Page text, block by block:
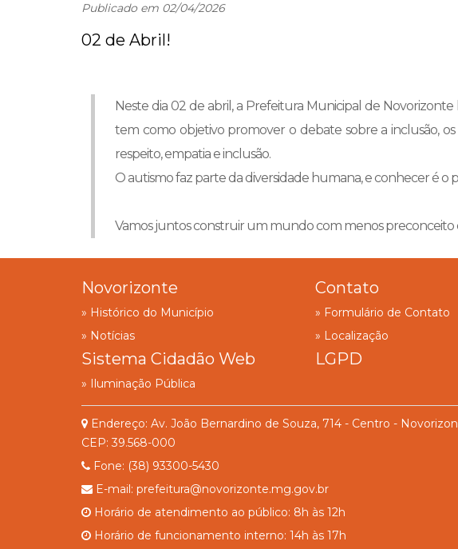
Publicado em 02/04/2026
02 de Abril!
Neste dia 02 de abril, a Prefeitura Municipal de
tem como objetivo promover o debate sobre a inclusão,
respeito, empatia e inclusão.
O autismo faz parte da diversidade humana, e conhecer é o
Vamos juntos construir um mundo com menos preconceito
Novorizonte
» Histórico do Município
» Notícias
Contato
» Formulário de Contato
» Localização
Sistema Cidadão Web
» Iluminação Pública
LGPD
Endereço: Av. João Bernardino de Souza, 714 - Centro -
CEP: 39.568-000
Fone: (38) 93300-5430
E-mail: prefeitura@novorizonte.mg.gov.br
Horário de atendimento ao público: 8h às 12h
Horário de funcionamento interno: 14h às 17h